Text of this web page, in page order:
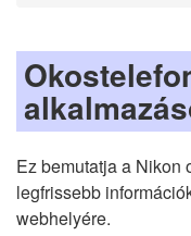
Ez bemutatja a Nikon
legfrissebb
webhelyére.